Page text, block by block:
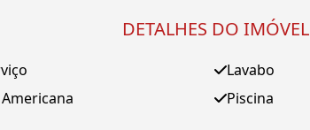
DETALHES DO IMÓVEL
Lavabo
Piscina